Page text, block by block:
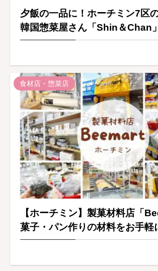
夕飯の一品に！ホーチミン7区
韓国惣菜屋さん「Shin＆Chan」
食材店・惣菜店
【ホーチミン】製菓材料店「
菓子・パン作りの材料をお手軽